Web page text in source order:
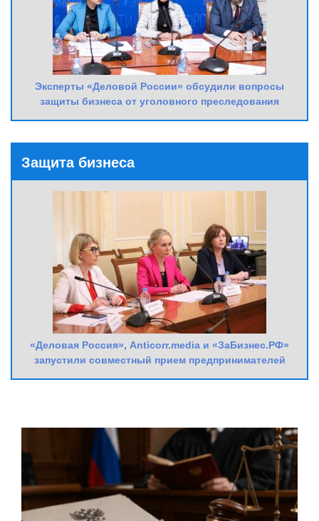
Эксперты «Деловой России» обсудили вопросы
защиты бизнеса от уголовного преследования
Защита бизнеса
«Деловая Россия», Anticorr.media и «ЗаБизнес.РФ»
запустили совместный прием предпринимателей